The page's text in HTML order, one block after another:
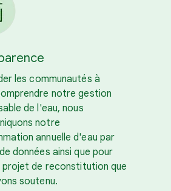
les communautés à
notre gestion
de l'eau, nous
notre
annuelle d'eau par
données ainsi que pour
projet de reconstitution que
soutenu.